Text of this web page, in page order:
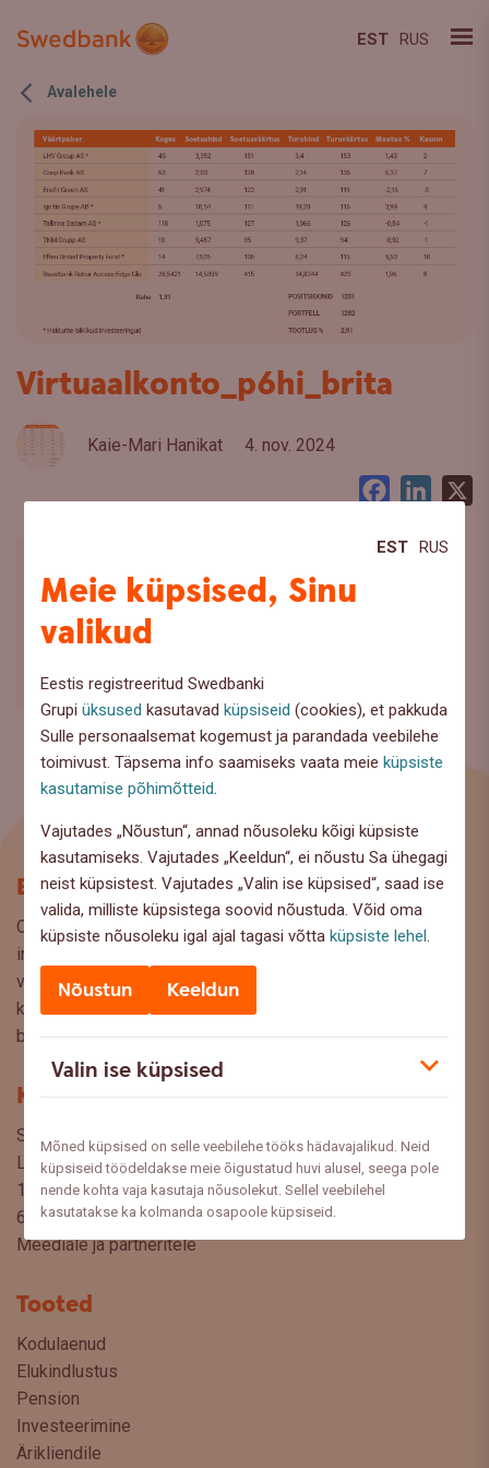
EST RUS
Meie küpsised, Sinu
valikud
Eestis registreeritud Swedbanki
Grupiüksused kasutavadküpsiseid (cookies), et pakkuda
Sulle personaalsemat kogemust ja parandada veebilehe
toimivust. Täpsema info saamiseks vaata meieküpsiste
kasutamise põhimõtteid.
Vajutades „Nõustun“, annad nõusoleku kõigi küpsiste
kasutamiseks. Vajutades „Keeldun“, ei nõustu Sa ühegagi
neist küpsistest. Vajutades „Valin ise küpsised“, saad ise
valida, milliste küpsistega soovid nõustuda. Võid oma
küpsiste nõusoleku igal ajal tagasi võttaküpsiste lehel.
Nõustun Keeldun
Valin ise küpsised
Mõned küpsised on selle veebilehe tööks hädavajalikud. Neid
küpsiseid töödeldakse meie õigustatud huvi alusel, seega pole
nende kohta vaja kasutaja nõusolekut. Sellel veebilehel
kasutatakse ka kolmanda osapoole küpsiseid.
EST RUS
Avalehele
Virtuaalkonto_p6hi_brita
Kaie-Mari Hanikat 4. nov. 2024
Facebook
Blogi
Oled Swedbanki blogi lehel, kus pakume lugejaile huvitavat
infot ja kasulikke nõuandeid, et saaksite teha kaalutud
valikuid oma rahaasjade korraldamisel. Ootame väga teie
küsimusi, ettepanekuid ja arvamusi, millistel teemadel siit
blogist lugeda sooviksite: meedia@swedbank.ee.
Kontakt
Swedbank AS
Liivalaia 34
15040 Tallinn, Estonia
6310 310
Meediale ja partneritele
Tooted
Kodulaenud
Elukindlustus
Pension
Investeerimine
Ärikliendile